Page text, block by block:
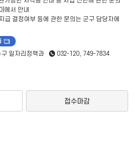
에서 안내
급 결정여부 등에 관한 문의는 군구 담당자에
일자리정책과 032-120, 749-7834
접수마감